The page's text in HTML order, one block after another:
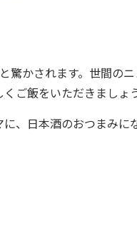
驚かされます。世間の
ご飯をいただきましょ
、日本酒のおつまみに